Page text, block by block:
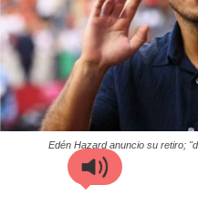
Edén Hazard anuncio su retiro;